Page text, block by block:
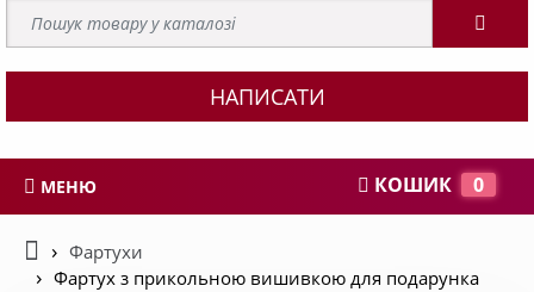
НАПИСАТИ
МЕНЮ КОШИК 0
Фартухи
Фартух з прикольною вишивкою для подарунка